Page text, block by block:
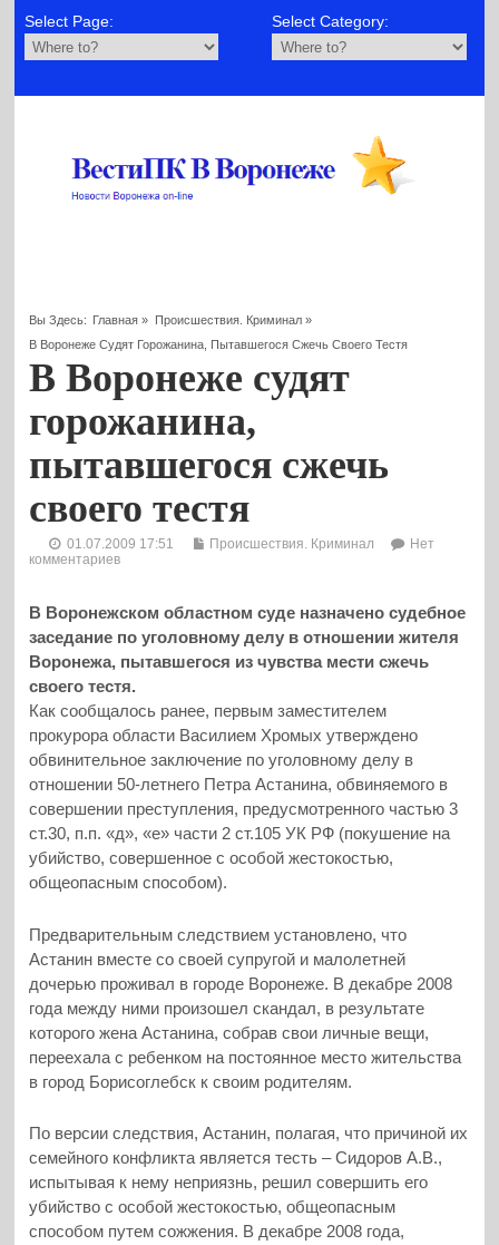
Select Page: Select Category:
Вы Здесь: Главная » Происшествия. Криминал»
В Воронеже Судят Горожанина, Пытавшегося Сжечь Своего Тестя
В Воронеже судят
горожанина,
пытавшегося сжечь
своего тестя
01.07.2009 17:51 Происшествия. Криминал
Нет
комментариев
В Воронежском областном суде назначено судебное
заседание по уголовному делу в отношении жителя
Воронежа, пытавшегося из чувства мести сжечь
своего тестя.
Как сообщалось ранее, первым заместителем
прокурора области Василием Хромых утверждено
обвинительное заключение по уголовному делу в
отношении 50-летнего Петра Астанина, обвиняемого в
совершении преступления, предусмотренного частью 3
ст.30, п.п. «д», «е» части 2 ст.105 УК РФ (покушение на
убийство, совершенное с особой жестокостью,
общеопасным способом).
Предварительным следствием установлено, что
Астанин вместе со своей супругой и малолетней
дочерью проживал в городе Воронеже. В декабре 2008
года между ними произошел скандал, в результате
которого жена Астанина, собрав свои личные вещи,
переехала с ребенком на постоянное место жительства
в город Борисоглебск к своим родителям.
По версии следствия, Астанин, полагая, что причиной их
семейного конфликта является тесть – Сидоров А.В.,
испытывая к нему неприязнь, решил совершить его
убийство с особой жестокостью, общеопасным
способом путем сожжения. В декабре 2008 года,